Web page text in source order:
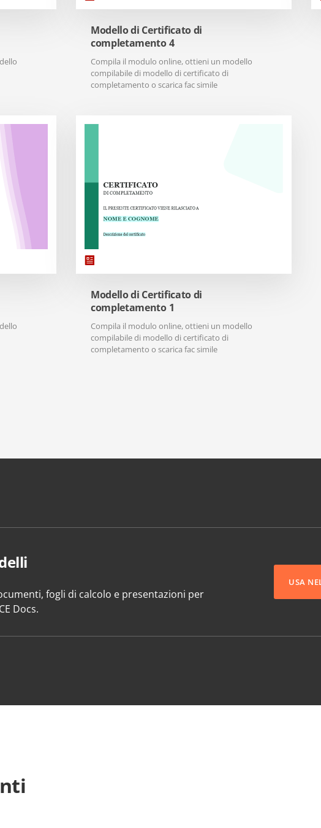
Modello di Certificato di
completamento 4
Compila il modulo online, ottieni un modello
compilabile di modello di certificato di
completamento o scarica fac simile
Modello di Certificato di
completamento 1
Compila il modulo online, ottieni un modello
compilabile di modello di certificato di
completamento o scarica fac simile
fogli di calcolo e presentazioni per
Docs.
USA